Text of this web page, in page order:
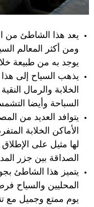
يعد هذا الشاطئ من
ومن أكثر المعالم
يوجد به من طبيعة
يذهب السياح إلى هذا
الخلابة والرمال
السباحة وأيضا
يتوافد العديد من
الأماكن الخلابة
لها مثيل على
الصداقة بين جزر
يتميز هذا الشاطئ
المحليين والسياح
يوم ممتع وجميل مع